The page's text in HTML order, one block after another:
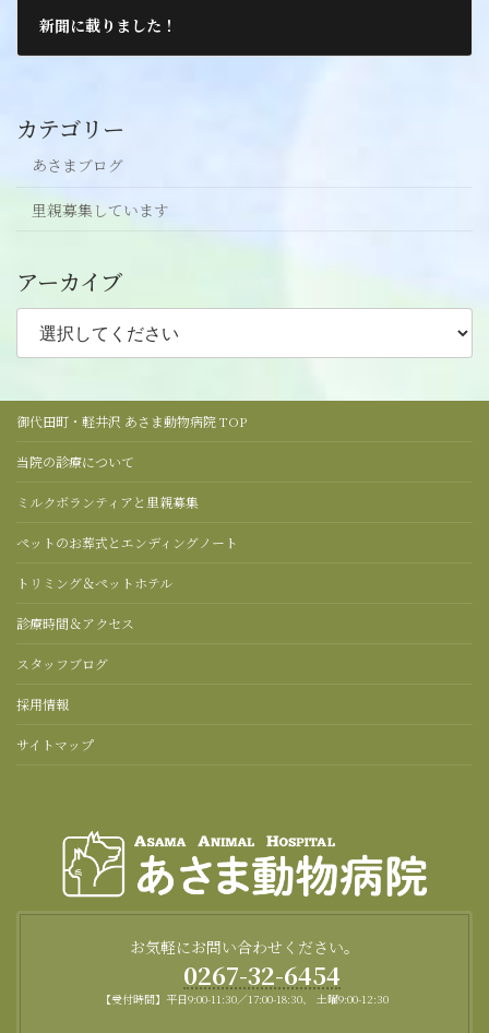
新聞に載りました！
2020年2月15日
カテゴリー
あさまブログ
里親募集しています
アーカイブ
御代田町・軽井沢 あさま動物病院 TOP
当院の診療について
ミルクボランティアと里親募集
ペットのお葬式とエンディングノート
トリミング＆ペットホテル
診療時間＆アクセス
スタッフブログ
採用情報
サイトマップ
お気軽にお問い合わせください。
0267-32-6454
【受付時間】平日9:00-11:30／17:00-18:30、 土曜9:00-12:30